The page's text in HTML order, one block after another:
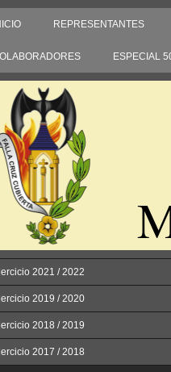
REPRESENTANTES
ESPECIAL
2021 / 2022
2019 / 2020
2018 / 2019
2017 / 2018